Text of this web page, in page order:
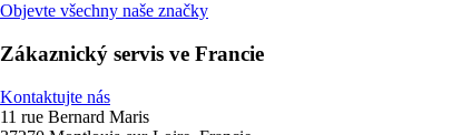
Objevte všechny naše značky
Zákaznický servis ve Francie
Kontaktujte nás
11 rue Bernard Maris